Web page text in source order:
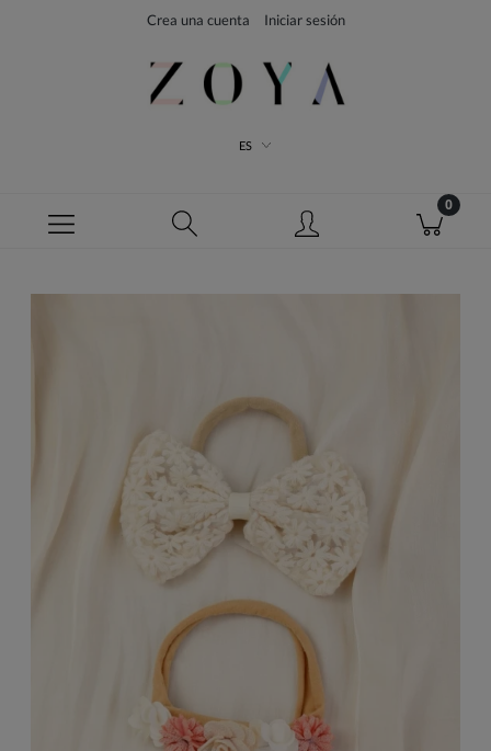
Crea una cuenta Iniciar sesión
ES